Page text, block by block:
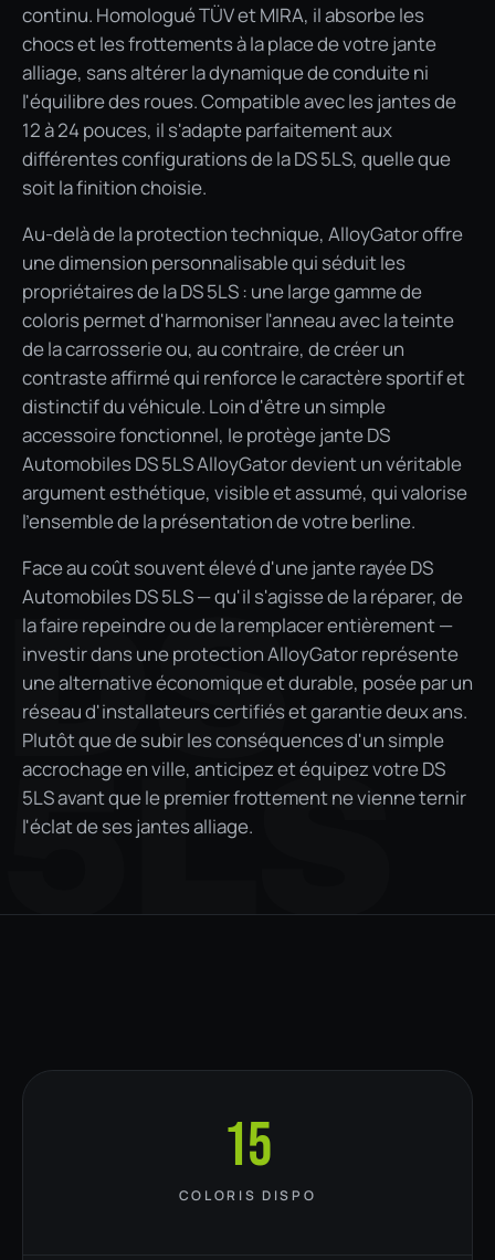
continu. Homologué TÜV et MIRA, il absorbe les
chocs et les frottements à la place de votre jante
alliage, sans altérer la dynamique de conduite ni
l'équilibre des roues. Compatible avec les jantes de
12 à 24 pouces, il s'adapte parfaitement aux
différentes configurations de la DS 5LS, quelle que
soit la finition choisie.
Au-delà de la protection technique, AlloyGator offre
une dimension personnalisable qui séduit les
propriétaires de la DS 5LS : une large gamme de
coloris permet d'harmoniser l'anneau avec la teinte
de la carrosserie ou, au contraire, de créer un
contraste affirmé qui renforce le caractère sportif et
distinctif du véhicule. Loin d'être un simple
accessoire fonctionnel, le protège jante DS
Automobiles DS 5LS AlloyGator devient un véritable
argument esthétique, visible et assumé, qui valorise
l'ensemble de la présentation de votre berline.
Face au coût souvent élevé d'une jante rayée DS
Automobiles DS 5LS — qu'il s'agisse de la réparer, de
la faire repeindre ou de la remplacer entièrement —
investir dans une protection AlloyGator représente
une alternative économique et durable, posée par un
réseau d'installateurs certifiés et garantie deux ans.
Plutôt que de subir les conséquences d'un simple
accrochage en ville, anticipez et équipez votre DS
5LS avant que le premier frottement ne vienne ternir
l'éclat de ses jantes alliage.
DS
5LS
15
COLORIS DISPO